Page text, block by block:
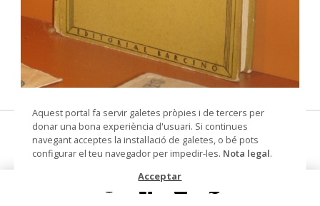
© Museu Municipal de Montcada i Reixac
Enciclopèdia de Catalunya
llibre
Aquest portal fa servir galetes pròpies i de tercers per
donar una bona experiència d'usuari. Si continues
navegant acceptes la instal·lació de galetes, o bé pots
configurar el teu navegador per impedir-les. Nota legal.
Acceptar